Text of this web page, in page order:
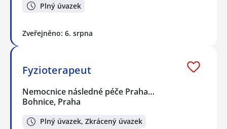
Plný úvazek
Zveřejněno: 6. srpna
Fyzioterapeut
Nemocnice následné péče Praha…
Bohnice, Praha
Plný úvazek, Zkrácený úvazek